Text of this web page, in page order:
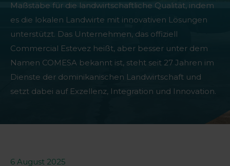
Maßstäbe für die landwirtschaftliche Qualität, indem
es die lokalen Landwirte mit innovativen Lösungen
unterstützt. Das Unternehmen, das offiziell
Commercial Estevez heißt, aber besser unter dem
Namen COMESA bekannt ist, steht seit 27 Jahren im
Dienste der dominikanischen Landwirtschaft und
setzt dabei auf Exzellenz, Integration und Innovation.
6 August 2025